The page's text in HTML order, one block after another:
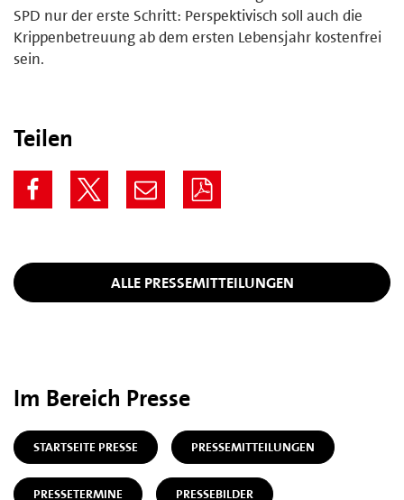
SPD nur der erste Schritt: Perspektivisch soll auch die
Krippenbetreuung ab dem ersten Lebensjahr kostenfrei
sein.
Teilen
ALLE PRESSEMITTEILUNGEN
Im Bereich Presse
STARTSEITE PRESSE PRESSEMITTEILUNGEN
PRESSETERMINE PRESSEBILDER